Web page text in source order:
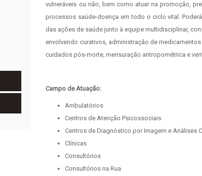
vulneráveis ou não, bem como atuar na promoção,
processos saúde-doença em todo o ciclo vital.
das ações de saúde junto à equipe multidisciplinar,
envolvendo curativos, administração de
cuidados pós-morte, mensuração antropométrica e
Campo de Atuação:
Ambulatórios
Centros de Atenção Psicossociais
Centros de Diagnóstico por Imagem e Análises
Clínicas
Consultórios
Consultórios na Rua